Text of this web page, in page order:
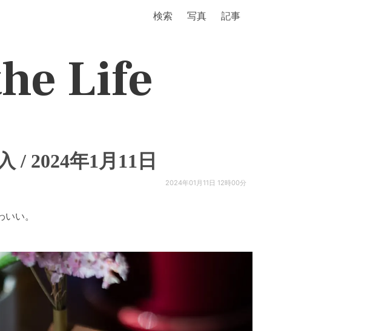
検索 写真 記事
Life
/ 2024年1月11日
2024年01月11日 12時00分
い。